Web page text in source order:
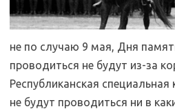
не по случаю 9 мая, Дня
проводиться не будут из-за
Республиканская
не будут проводиться ни в